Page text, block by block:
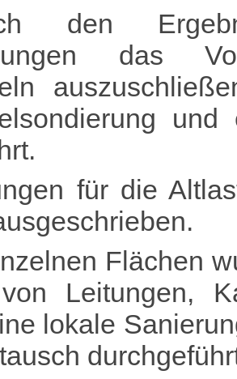
den
das
für die
Flächen
Leitungen,
lokale